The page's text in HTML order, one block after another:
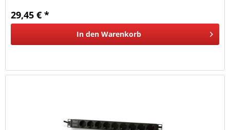
29,45 € *
In den Warenkorb